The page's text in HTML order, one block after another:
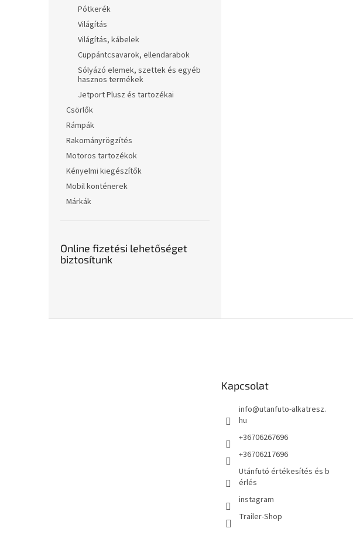
Pótkerék
Világítás
Világítás, kábelek
Cuppántcsavarok, ellendarabok
Sólyázó elemek, szettek és egyéb
hasznos termékek
Jetport Plusz és tartozékai
Csörlők
Rámpák
Rakományrögzítés
Motoros tartozékok
Kényelmi kiegészítők
Mobil konténerek
Márkák
Online fizetési lehetőséget
biztosítunk
Kapcsolat
info@utanfuto-alkatresz.
hu
+36706267696
+36706217696
Utánfutó értékesítés és b
érlés
instagram
Trailer-Shop